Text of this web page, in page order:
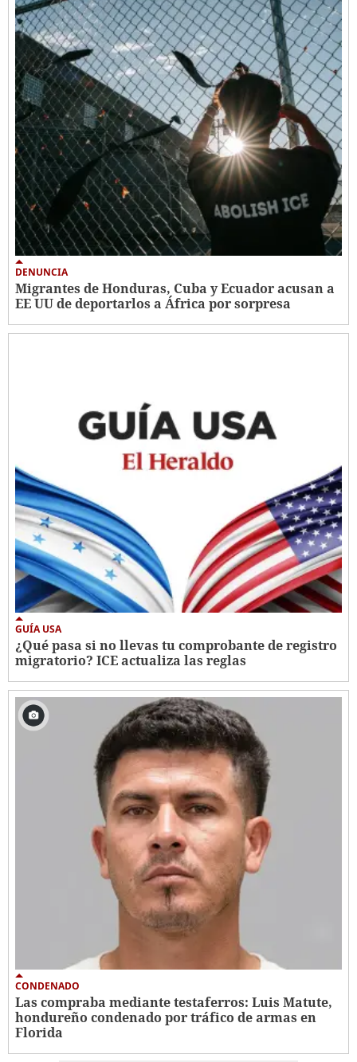
DENUNCIA
Migrantes de Honduras, Cuba y Ecuador acusan a
EE UU de deportarlos a África por sorpresa
GUÍA USA
¿Qué pasa si no llevas tu comprobante de registro
migratorio? ICE actualiza las reglas
CONDENADO
Las compraba mediante testaferros: Luis Matute,
hondureño condenado por tráfico de armas en
Florida